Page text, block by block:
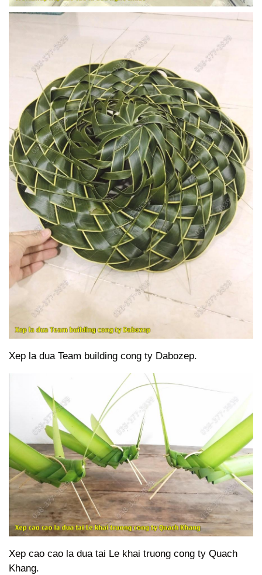
Xep la dua Team building cong ty Dabozep.
Xep cao cao la dua tai Le khai truong cong ty Quach
Khang.